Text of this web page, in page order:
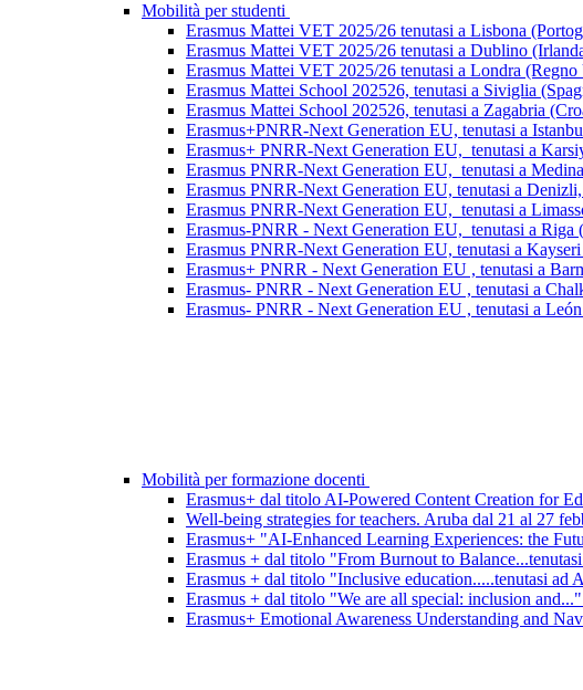
Mobilità per studenti
Erasmus Mattei VET 2025/26 tenutasi a Lisbona
Erasmus Mattei VET 2025/26 tenutasi a Dublino
Erasmus Mattei VET 2025/26 tenutasi a Londra
Erasmus Mattei School 202526, tenutasi a Siviglia
Erasmus Mattei School 202526, tenutasi a Zagabria
Erasmus+PNRR-Next Generation EU, tenutasi a
Erasmus+ PNRR-Next Generation EU, tenutasi a
Erasmus PNRR-Next Generation EU, tenutasi a
Erasmus PNRR-Next Generation EU, tenutasi a
Erasmus PNRR-Next Generation EU, tenutasi a
Erasmus-PNRR - Next Generation EU, tenutasi a Riga
Erasmus PNRR-Next Generation EU, tenutasi a
Erasmus+ PNRR - Next Generation EU , tenutasi a
Erasmus- PNRR - Next Generation EU , tenutasi a
Erasmus- PNRR - Next Generation EU , tenutasi a
Mobilità per formazione docenti
Erasmus+ dal titolo AI-Powered Content Creation for
Well-being strategies for teachers. Aruba dal 21 al 27
Erasmus+ "AI-Enhanced Learning Experiences: the
Erasmus + dal titolo "From Burnout to
Erasmus + dal titolo "Inclusive education.....tenutasi ad
Erasmus + dal titolo "We are all special: inclusion
Erasmus+ Emotional Awareness Understanding and